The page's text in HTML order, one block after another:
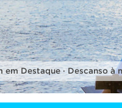
em Destaque · Descanso